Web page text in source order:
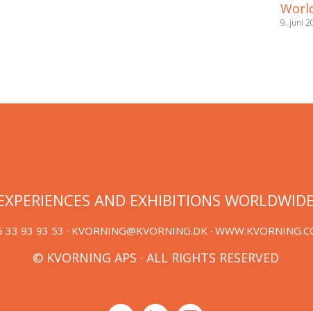
9. juni
AND EXHIBITIONS WORLDWIDE
33 93 93 53 · KVORNING@KVORNING.DK ·
© KVORNING APS · ALL RIGHTS RESERVED